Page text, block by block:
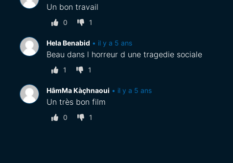
Un bon travail
0 1
Hela Benabid • il y a 5 ans
Beau dans l horreur d une tragedie sociale
1 1
HâmMa Kàçhnaoui • il y a 5 ans
Un très bon film
0 1